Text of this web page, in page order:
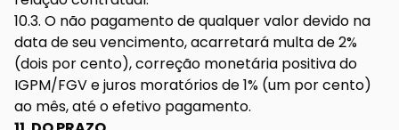
10.3. O não pagamento de qualquer valor devido na
data de seu vencimento, acarretará multa de 2%
(dois por cento), correção monetária positiva do
IGPM/FGV e juros moratórios de 1% (um por cento)
ao mês, até o efetivo pagamento.